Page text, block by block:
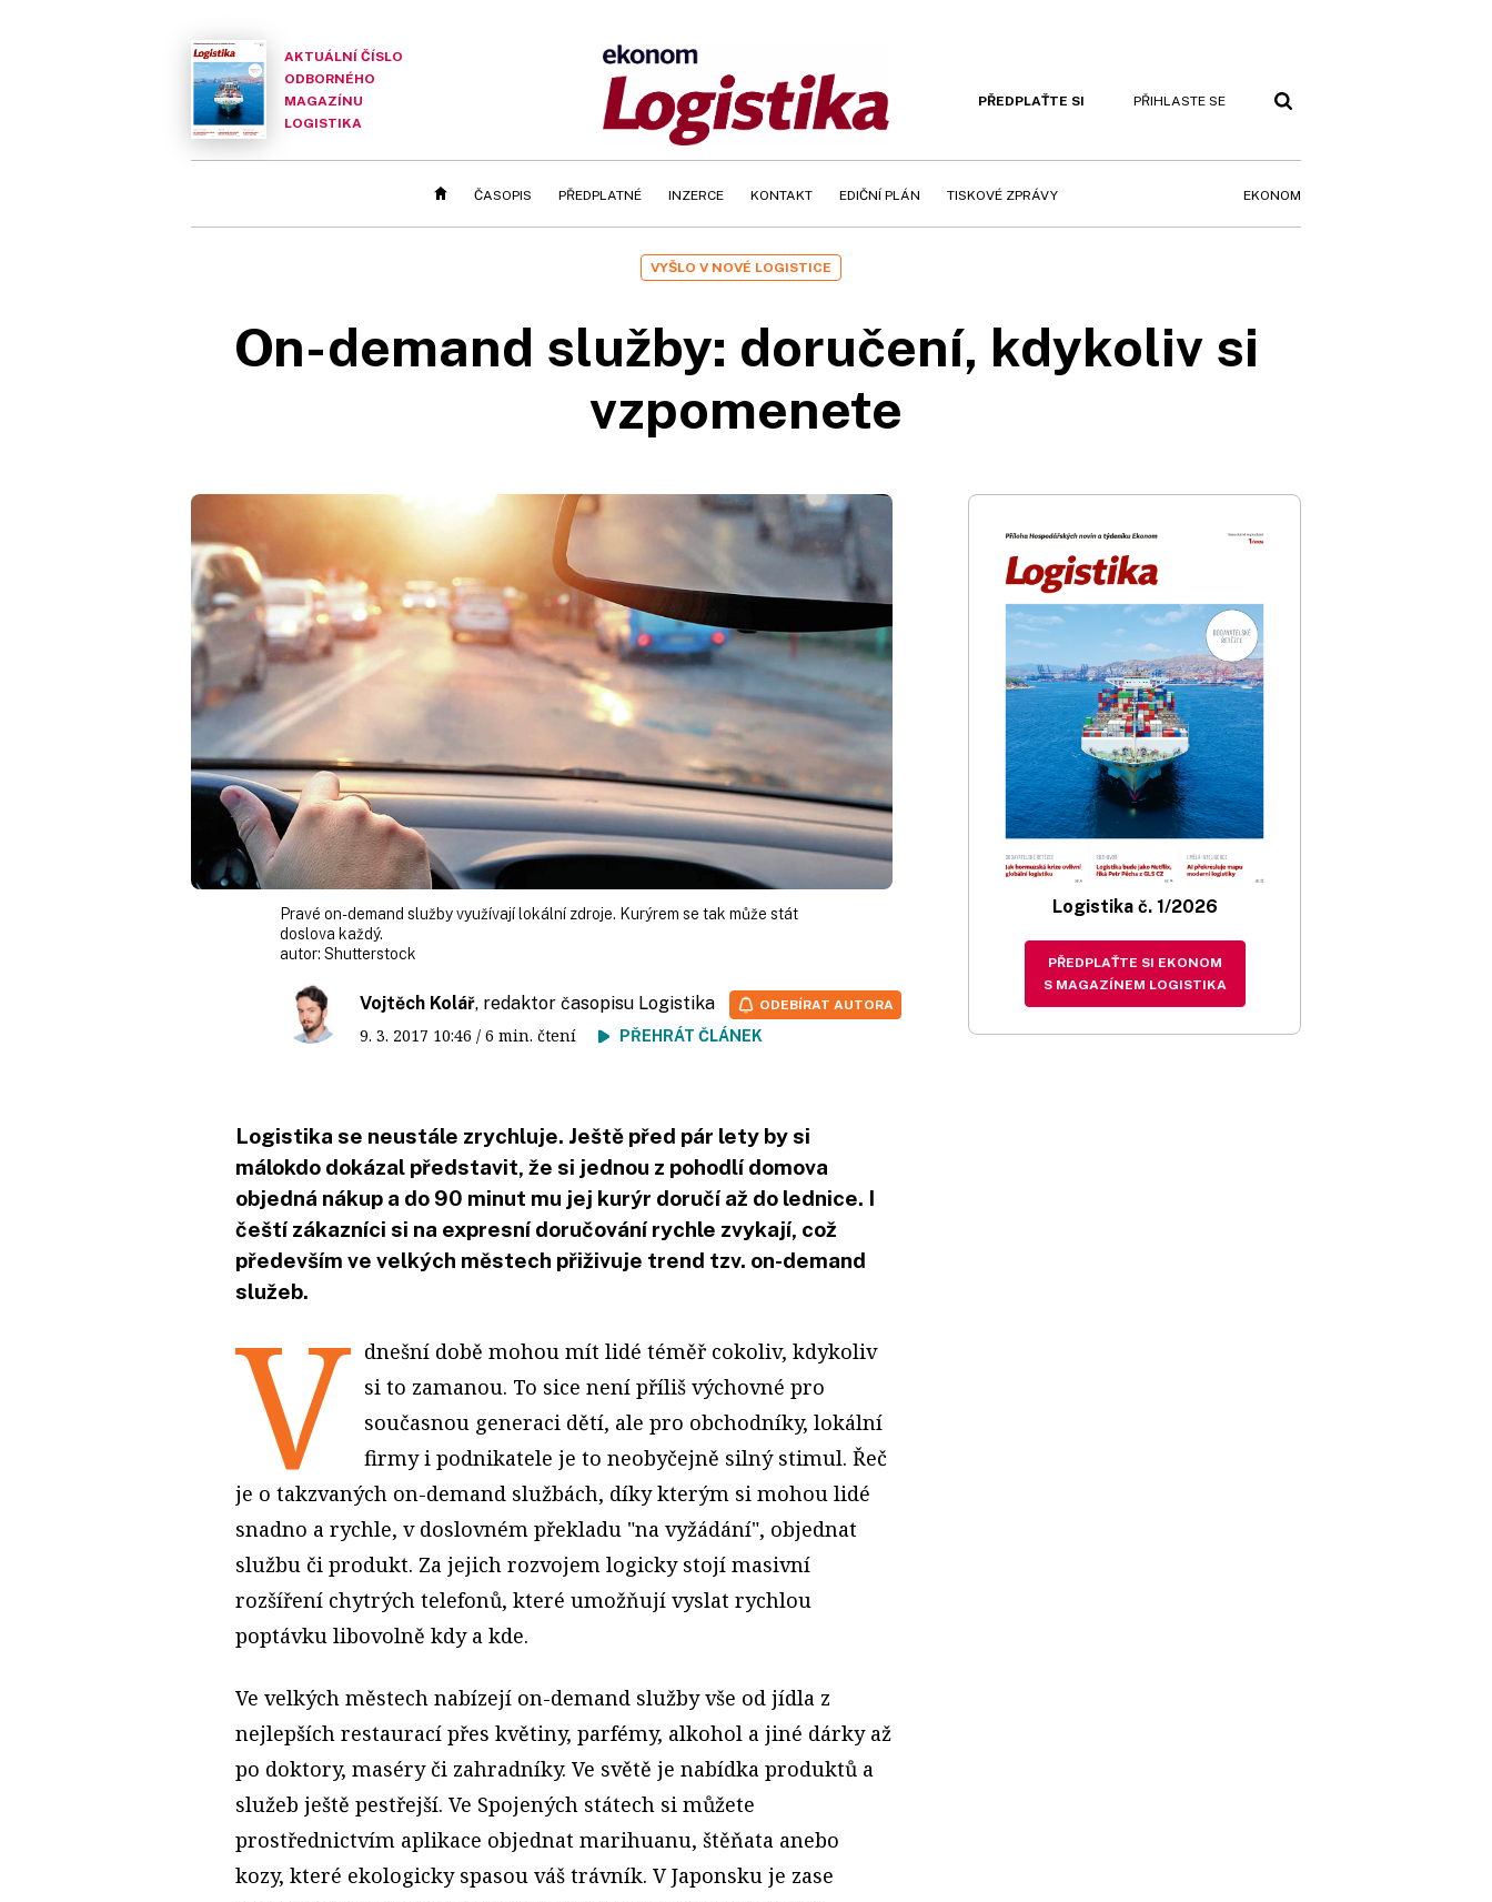
AKTUÁLNÍ ČÍSLO
ODBORNÉHO
MAGAZÍNU
LOGISTIKA
PŘEDPLAŤTE SI PŘIHLASTE SE
ČASOPIS PŘEDPLATNÉ INZERCE KONTAKT EDIČNÍ PLÁN TISKOVÉ ZPRÁVY EKONOM
VYŠLO V NOVÉ LOGISTICE
On-demand služby: doručení, kdykoliv si
vzpomenete
Pravé on-demand služby využívají lokální zdroje. Kurýrem se tak může stát
doslova každý.
autor: Shutterstock
Vojtěch Kolář, redaktor časopisu Logistika
9. 3. 2017 10:46 / 6 min. čtení PŘEHRÁT ČLÁNEK
ODEBÍRAT AUTORA
Logistika se neustále zrychluje. Ještě před pár lety by si
málokdo dokázal představit, že si jednou z pohodlí domova
objedná nákup a do 90 minut mu jej kurýr doručí až do lednice. I
čeští zákazníci si na expresní doručování rychle zvykají, což
především ve velkých městech přiživuje trend tzv. on-demand
služeb.
V dnešní době mohou mít lidé téměř cokoliv, kdykoliv
si to zamanou. To sice není příliš výchovné pro
současnou generaci dětí, ale pro obchodníky, lokální
firmy i podnikatele je to neobyčejně silný stimul. Řeč
je o takzvaných on-demand službách, díky kterým si mohou lidé
snadno a rychle, v doslovném překladu "na vyžádání", objednat
službu či produkt. Za jejich rozvojem logicky stojí masivní
rozšíření chytrých telefonů, které umožňují vyslat rychlou
poptávku libovolně kdy a kde.
Ve velkých městech nabízejí on-demand služby vše od jídla z
nejlepších restaurací přes květiny, parfémy, alkohol a jiné dárky až
po doktory, maséry či zahradníky. Ve světě je nabídka produktů a
služeb ještě pestřejší. Ve Spojených státech si můžete
prostřednictvím aplikace objednat marihuanu, štěňata anebo
kozy, které ekologicky spasou váš trávník. V Japonsku je zase
Logistika č. 1/2026
PŘEDPLAŤTE SI EKONOM
S MAGAZÍNEM LOGISTIKA